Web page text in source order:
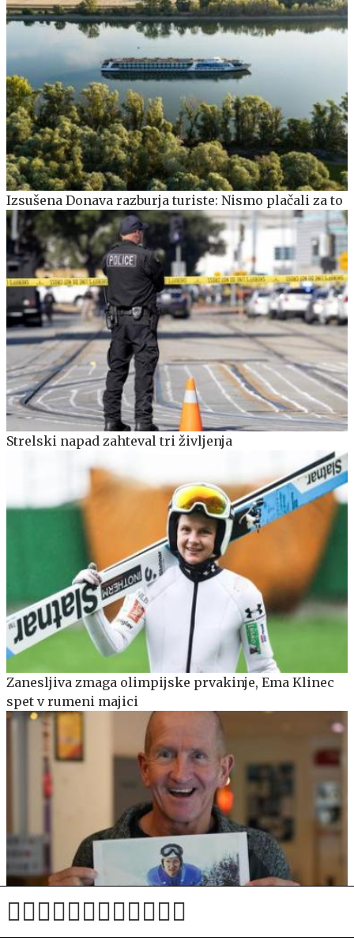
Izsušena Donava razburja turiste: Nismo plačali za to
Strelski napad zahteval tri življenja
Zanesljiva zmaga olimpijske prvakinje, Ema Klinec
spet v rumeni majici